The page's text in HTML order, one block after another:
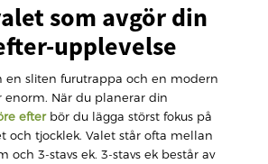
som avgör din
upplevelse
en sliten furutrappa och en modern
När du planerar din
efterbör du lägga störst fokus på
och tjocklek. Valet står ofta mellan
och 3-stavs ek. 3-stavs ek består av